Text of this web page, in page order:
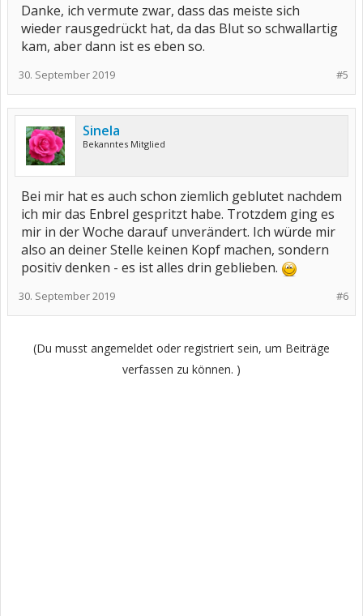
Danke, ich vermute zwar, dass das meiste sich
wieder rausgedrückt hat, da das Blut so schwallartig
kam, aber dann ist es eben so.
#5
30. September 2019
Sinela
Bekanntes Mitglied
Bei mir hat es auch schon ziemlich geblutet nachdem
ich mir das Enbrel gespritzt habe. Trotzdem ging es
mir in der Woche darauf unverändert. Ich würde mir
also an deiner Stelle keinen Kopf machen, sondern
positiv denken - es ist alles drin geblieben.
#6
30. September 2019
(Du musst angemeldet oder registriert sein, um Beiträge
verfassen zu können. )